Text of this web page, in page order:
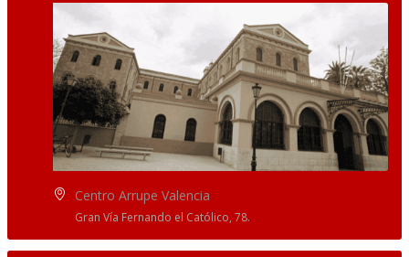
Centro Arrupe Valencia
Gran Vía Fernando el Católico, 78.